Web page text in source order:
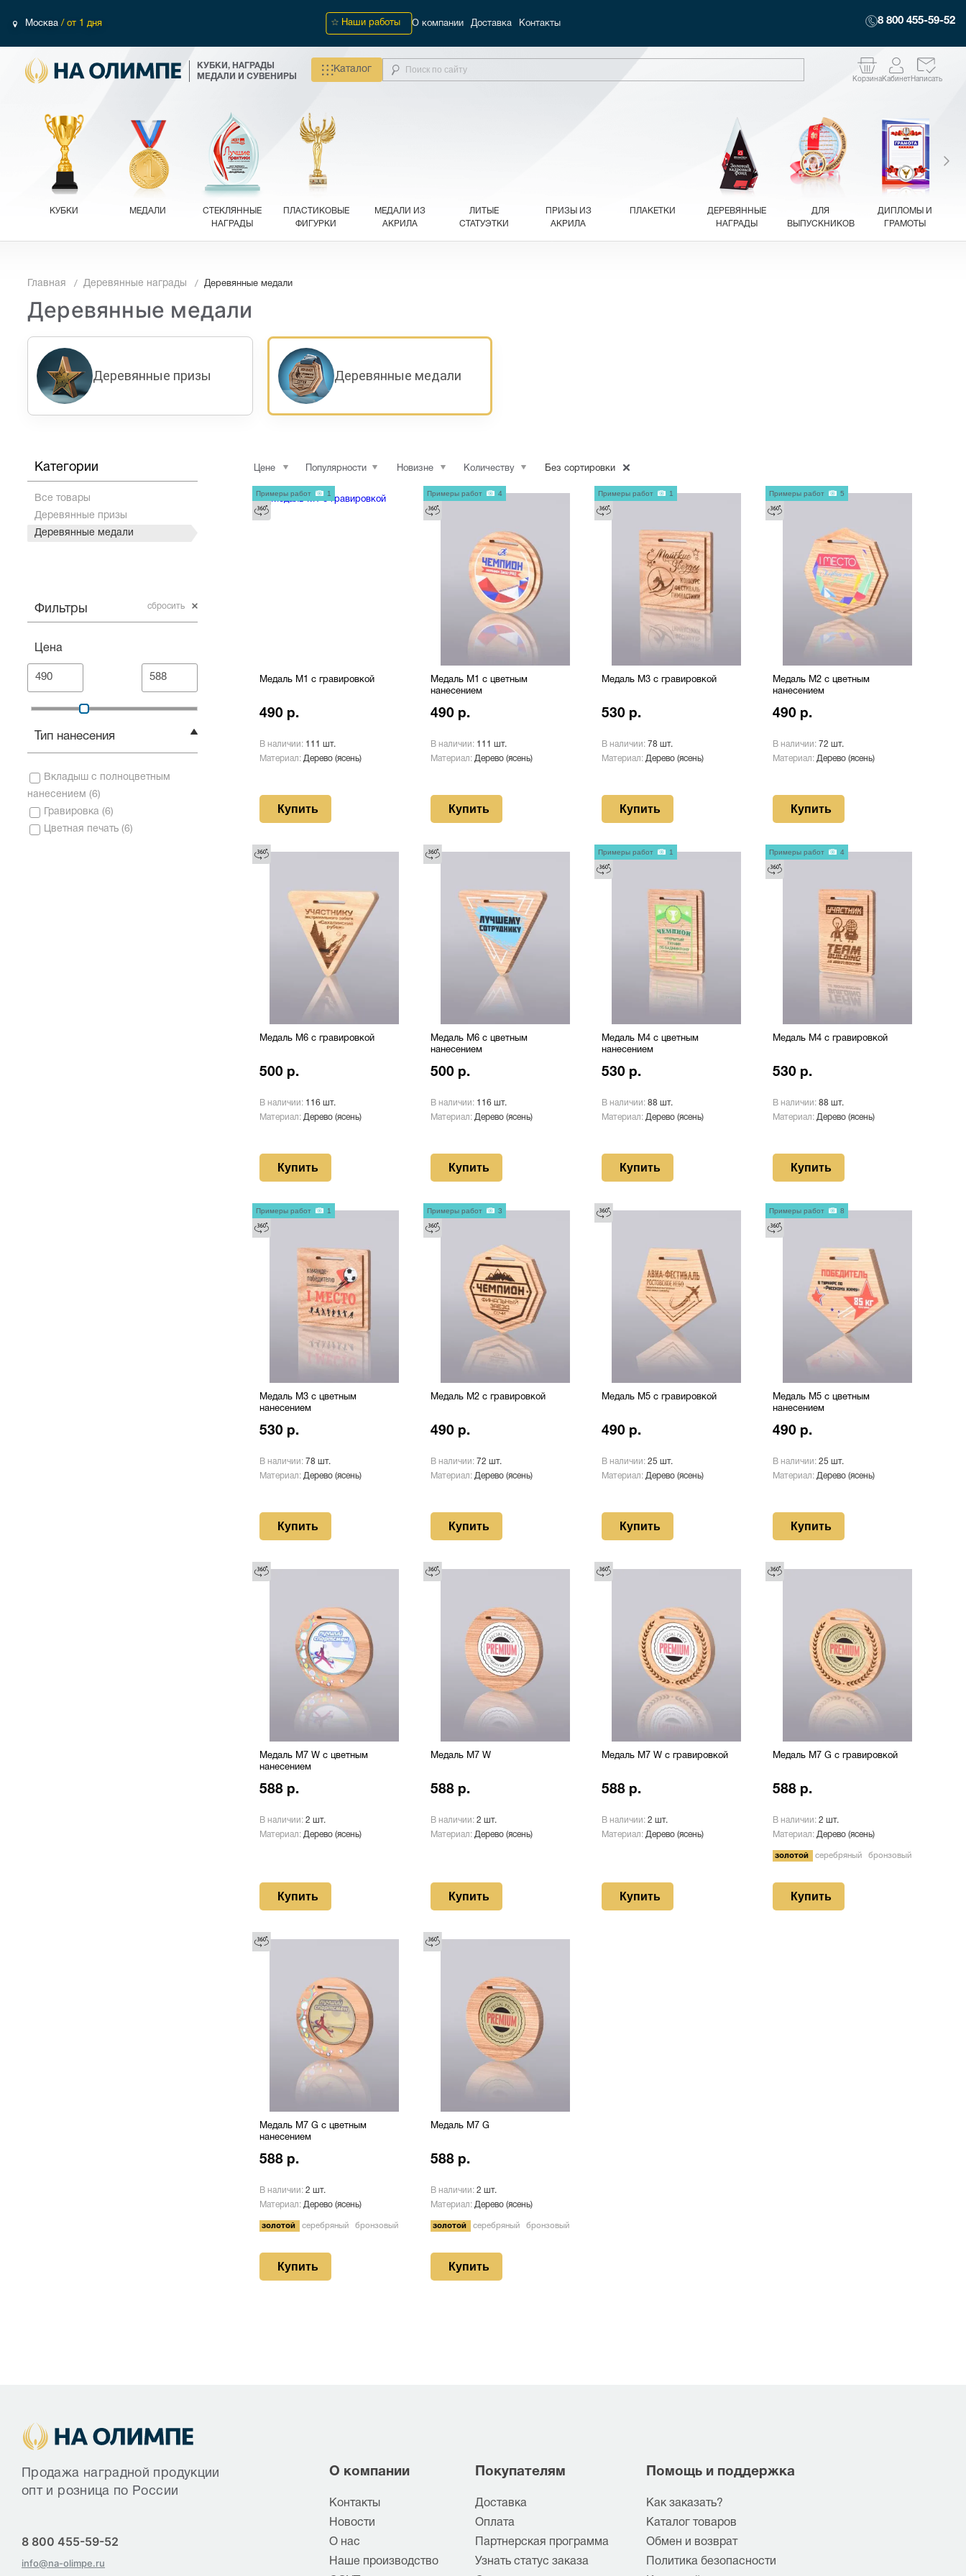
Москва / от 1 дня Наши работы О компании Доставка Контакты 8 800 455-59-52
КУБКИ, НАГРАДЫ
МЕДАЛИ И СУВЕНИРЫ
Каталог
КорзинаКабинетНаписать
КУБКИ МЕДАЛИ
СТЕКЛЯННЫЕ
НАГРАДЫ
ПЛАСТИКОВЫЕ
ФИГУРКИ
МЕДАЛИ ИЗ
АКРИЛА
ЛИТЫЕ
СТАТУЭТКИ
ПРИЗЫ ИЗ
АКРИЛА
ПЛАКЕТКИ
ДЕРЕВЯННЫЕ
НАГРАДЫ
ДЛЯ
ВЫПУСКНИКОВ
ДИПЛОМЫ И
ГРАМОТЫ
Главная Деревянные награды Деревянные медали
Деревянные медали
Деревянные призы Деревянные медали
Категории
Все товары
Деревянные призы
Деревянные медали
Фильтры сбросить
Цена
Тип нанесения
Вкладыш с полноцветным
нанесением (6)
Гравировка (6)
Цветная печать (6)
Цене Популярности Новизне Количеству Без сортировки
Медаль М1 с гравировкой
490 р.
В наличии: 111 шт.
Материал: Дерево (ясень)
Купить
Примеры работ 1
Медаль М1 с цветным
нанесением
490 р.
В наличии: 111 шт.
Материал: Дерево (ясень)
Купить
Примеры работ 4
Медаль М3 с гравировкой
530 р.
В наличии: 78 шт.
Материал: Дерево (ясень)
Купить
Примеры работ 1
Медаль М2 с цветным
нанесением
490 р.
В наличии: 72 шт.
Материал: Дерево (ясень)
Купить
Примеры работ 5
Медаль М6 с гравировкой
500 р.
В наличии: 116 шт.
Материал: Дерево (ясень)
Купить
Медаль М6 с цветным
нанесением
500 р.
В наличии: 116 шт.
Материал: Дерево (ясень)
Купить
Медаль М4 с цветным
нанесением
530 р.
В наличии: 88 шт.
Материал: Дерево (ясень)
Купить
Примеры работ 1
Медаль М4 с гравировкой
530 р.
В наличии: 88 шт.
Материал: Дерево (ясень)
Купить
Примеры работ 4
Медаль М3 с цветным
нанесением
530 р.
В наличии: 78 шт.
Материал: Дерево (ясень)
Купить
Примеры работ 1
Медаль М2 с гравировкой
490 р.
В наличии: 72 шт.
Материал: Дерево (ясень)
Купить
Примеры работ 3
Медаль М5 с гравировкой
490 р.
В наличии: 25 шт.
Материал: Дерево (ясень)
Купить
Медаль М5 с цветным
нанесением
490 р.
В наличии: 25 шт.
Материал: Дерево (ясень)
Купить
Примеры работ 8
Медаль М7 W с цветным
нанесением
588 р.
В наличии: 2 шт.
Материал: Дерево (ясень)
Купить
Медаль М7 W
588 р.
В наличии: 2 шт.
Материал: Дерево (ясень)
Купить
Медаль М7 W с гравировкой
588 р.
В наличии: 2 шт.
Материал: Дерево (ясень)
Купить
Медаль М7 G с гравировкой
588 р.
В наличии: 2 шт.
Материал: Дерево (ясень)
золотой серебряный бронзовый
Купить
Медаль М7 G с цветным
нанесением
588 р.
В наличии: 2 шт.
Материал: Дерево (ясень)
золотой серебряный бронзовый
Купить
Медаль М7 G
588 р.
В наличии: 2 шт.
Материал: Дерево (ясень)
золотой серебряный бронзовый
Купить
Продажа наградной продукции
опт и розница по России
8 800 455-59-52
info@na-olimpe.ru
О компании
Контакты
Новости
О нас
Наше производство
Покупателям
Доставка
Оплата
Партнерская программа
Узнать статус заказа
Помощь и поддержка
Как заказать?
Каталог товаров
Обмен и возврат
Политика безопасности